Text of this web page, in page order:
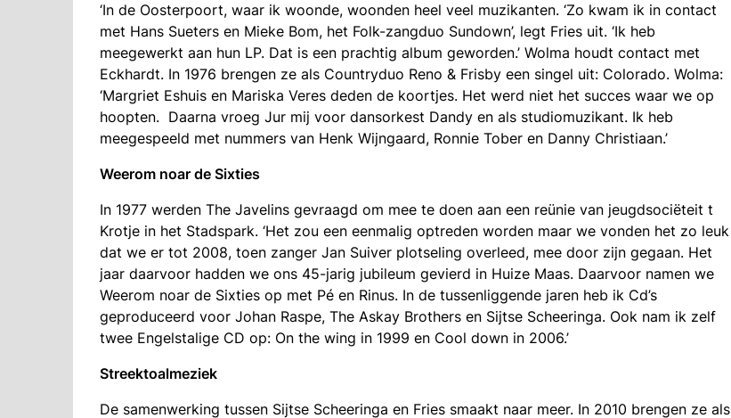
‘In de Oosterpoort, waar ik woonde, woonden heel veel muzikanten. ‘Zo kwam ik in contact
met Hans Sueters en Mieke Bom, het Folk-zangduo Sundown’, legt Fries uit. ‘Ik heb
meegewerkt aan hun LP. Dat is een prachtig album geworden.’ Wolma houdt contact met
Eckhardt. In 1976 brengen ze als Countryduo Reno & Frisby een singel uit: Colorado. Wolma:
‘Margriet Eshuis en Mariska Veres deden de koortjes. Het werd niet het succes waar we op
hoopten. Daarna vroeg Jur mij voor dansorkest Dandy en als studiomuzikant. Ik heb
meegespeeld met nummers van Henk Wijngaard, Ronnie Tober en Danny Christiaan.’
Weerom noar de Sixties
In 1977 werden The Javelins gevraagd om mee te doen aan een reünie van jeugdsociëteit t
Krotje in het Stadspark. ‘Het zou een eenmalig optreden worden maar we vonden het zo leuk
dat we er tot 2008, toen zanger Jan Suiver plotseling overleed, mee door zijn gegaan. Het
jaar daarvoor hadden we ons 45-jarig jubileum gevierd in Huize Maas. Daarvoor namen we
Weerom noar de Sixties op met Pé en Rinus. In de tussenliggende jaren heb ik Cd’s
geproduceerd voor Johan Raspe, The Askay Brothers en Sijtse Scheeringa. Ook nam ik zelf
twee Engelstalige CD op: On the wing in 1999 en Cool down in 2006.’
Streektoalmeziek
De samenwerking tussen Sijtse Scheeringa en Fries smaakt naar meer. In 2010 brengen ze als